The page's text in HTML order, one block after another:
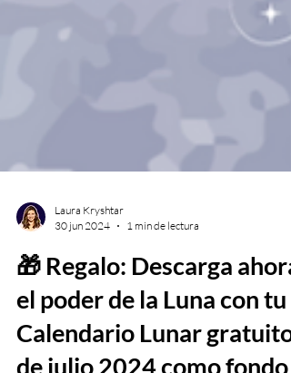
Laura Kryshtar
🎁 Regalo: Descarga ahora
el poder de la Luna con tu
Calendario Lunar gratuito